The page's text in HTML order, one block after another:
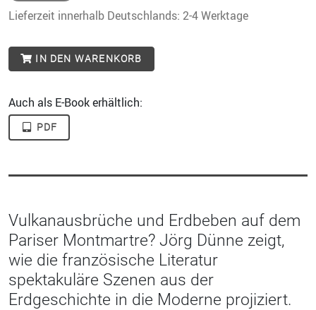
Lieferzeit innerhalb Deutschlands: 2-4 Werktage
IN DEN WARENKORB
Auch als E-Book erhältlich:
PDF
Vulkanausbrüche und Erdbeben auf dem
Pariser Montmartre? Jörg Dünne zeigt,
wie die französische Literatur
spektakuläre Szenen aus der
Erdgeschichte in die Moderne projiziert.